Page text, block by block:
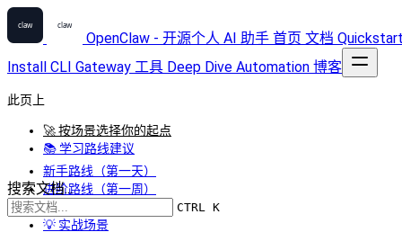
OpenClaw - 开源个人 AI 助手 首页 文档
Install CLI Gateway 工具 Deep Dive Automation 博客
搜索文档...
CTRL K
此页上
🚀 按场景选择你的起点
📚 学习路线建议
新手路线（第一天）
进阶路线（第一周）
深度路线（第一月）
💡 实战场景